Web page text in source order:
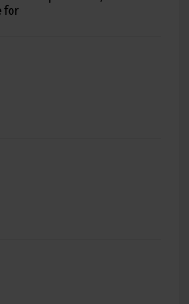
for